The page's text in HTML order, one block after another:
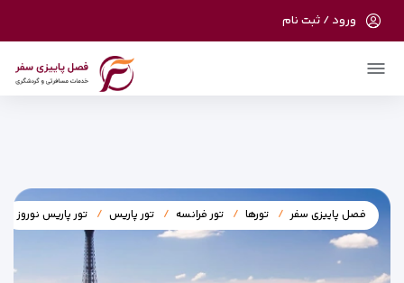
در حال حاضر ارتباط با سرور قطع می باشد لطفا
ورود / ثبت نام
فصل پاییزی سفر تورها تور فرانسه تور پاریس تور پاریس نوروز